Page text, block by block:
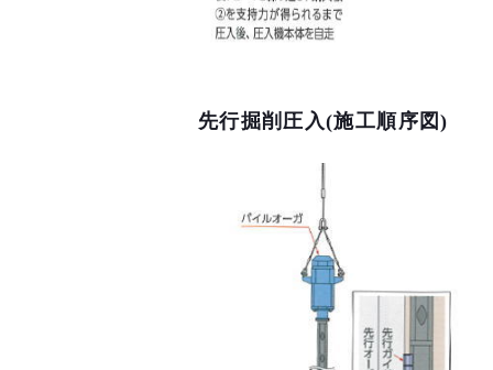
先行掘削圧入(施工順序図)